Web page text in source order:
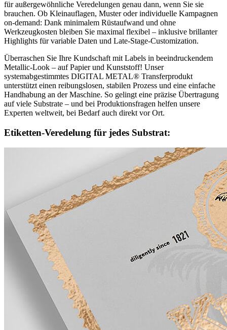
für außergewöhnliche Veredelungen genau dann, wenn Sie sie
brauchen. Ob Kleinauflagen, Muster oder individuelle Kampagnen
on-demand: Dank minimalem Rüstaufwand und ohne
Werkzeugkosten bleiben Sie maximal flexibel – inklusive brillanter
Highlights für variable Daten und Late-Stage-Customization.
Überraschen Sie Ihre Kundschaft mit Labels in beeindruckendem
Metallic-Look – auf Papier und Kunststoff! Unser
systemabgestimmtes DIGITAL METAL® Transferprodukt
unterstützt einen reibungslosen, stabilen Prozess und eine einfache
Handhabung an der Maschine. So gelingt eine präzise Übertragung
auf viele Substrate – und bei Produktionsfragen helfen unsere
Experten weltweit, bei Bedarf auch direkt vor Ort.
Etiketten-Veredelung für jedes Substrat: